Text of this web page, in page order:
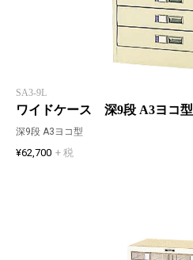
SA3-9L
ワイドケース 深9段 A3ヨコ型
深9段 A3ヨコ型
¥62,700 + 税